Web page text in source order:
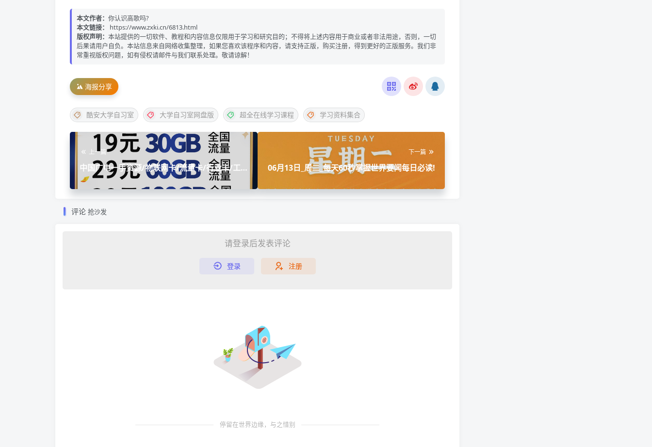
本文作者： 你认识高歌吗?
本文链接：
https://www.zxki.cn/6813.html
版权声明： 本站提供的一切软件、教程和内容信息仅限用于学习和研究目的；不得将上述内容用于商业或者非法用途，否则，一切
后果请用户自负。本站信息来自网络收集整理，如果您喜欢该程序和内容，请支持正版，购买注册，得到更好的正版服务。我们非
常重视版权问题，如有侵权请邮件与我们联系处理。敬请谅解！
海报分享
酷安大学自习室 大学自习室网盘版 超全在线学习课程 学习资料集合
上一篇
中国广电一手资源/物联网卡/流量卡/行业卡/工
作室卡
下一篇
06月13日_周二_每天60秒掌握世界要闻每日必读!
评论 抢沙发
请登录后发表评论
登录 注册
停留在世界边缘，与之惜别